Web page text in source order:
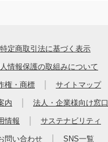
特定商取引法に基づく表示
情報保護の取組みについて
権・商標 サイトマップ
内 法人・企業様向け窓口
情報 サステナビリティ
問い合わせ SNS一覧